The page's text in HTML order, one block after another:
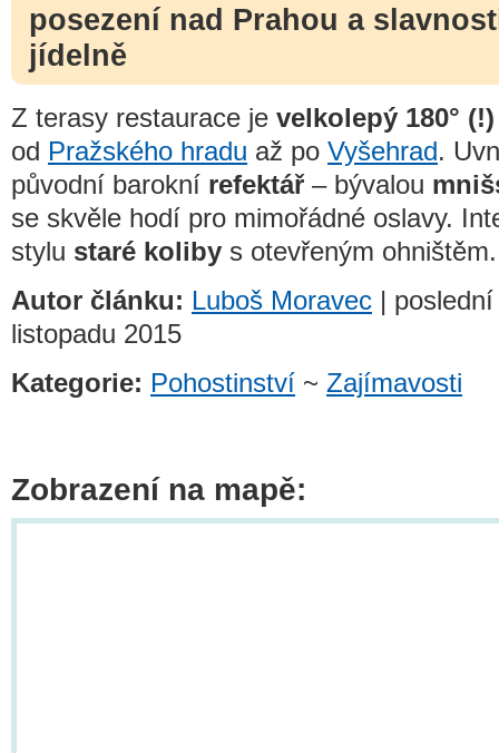
posezení nad Prahou a
jídelně
Z terasy restaurace je velkolepý 180°
od Pražského hradu až po Vyšehrad.
původní barokní refektář– bývalou
se skvěle hodí pro mimořádné oslavy.
stylu staré koliby s otevřeným ohništěm.
Autor článku: Luboš Moravec |
listopadu 2015
Kategorie: Pohostinství ~ Zajímavosti
Zobrazení na mapě: